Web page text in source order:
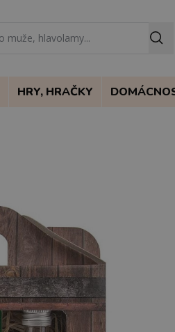
HRY, HRAČKY